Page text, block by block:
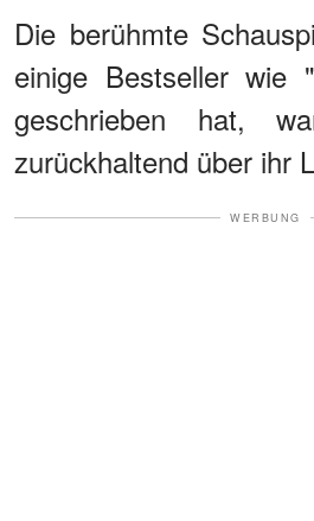
Die berühmte
einige Bestseller wie
geschrieben hat,
zurückhaltend über ihr
WERBUNG